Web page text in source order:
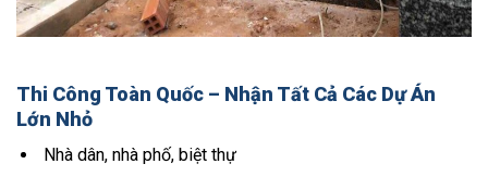
Thi Công Toàn Quốc – Nhận Tất Cả Các Dự Án
Lớn Nhỏ
Nhà dân, nhà phố, biệt thự